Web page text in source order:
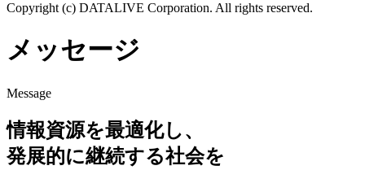
Copyright (c) DATALIVE Corporation. All rights reserved.
メッセージ
Message
情報資源を最適化し、
発展的に継続する社会を